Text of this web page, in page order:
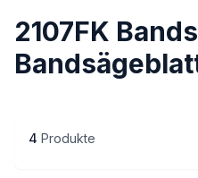
2107FK
4 Produkte